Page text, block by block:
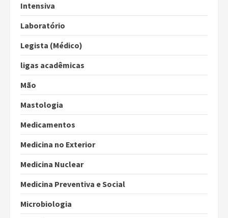
Intensiva
Laboratório
Legista (Médico)
ligas acadêmicas
Mão
Mastologia
Medicamentos
Medicina no Exterior
Medicina Nuclear
Medicina Preventiva e Social
Microbiologia